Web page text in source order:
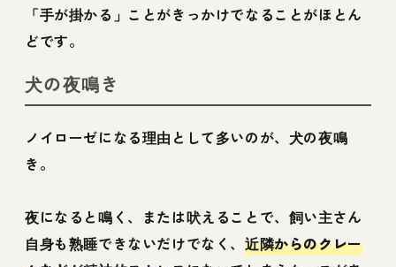
「手が掛かる」ことがきっかけでなることがほとん
どです。
犬の夜鳴き
ノイローゼになる理由として多いのが、犬の夜鳴
き。
夜になると鳴く、または吠えることで、飼い主さん
自身も熟睡できないだけでなく、 近隣からのクレー